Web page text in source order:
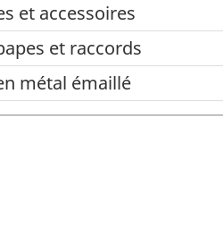
et accessoires
et raccords
métal émaillé